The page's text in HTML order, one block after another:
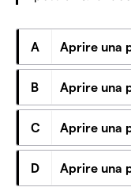
A Aprire una
B Aprire una
C Aprire una
D Aprire una